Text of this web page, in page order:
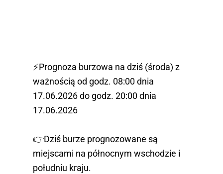
⚡Prognoza burzowa na dziś (środa) z
ważnością od godz. 08:00 dnia
17.06.2026 do godz. 20:00 dnia
17.06.2026
👉Dziś burze prognozowane są
miejscami na północnym wschodzie i
południu kraju.